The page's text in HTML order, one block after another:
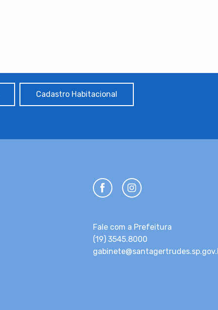
Cadastro Habitacional
Fale com a Prefeitura
(19) 3545.8000